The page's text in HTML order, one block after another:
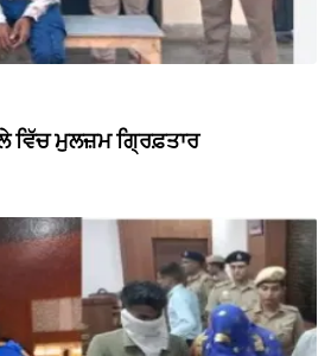
ਵਿੱਚ ਮੁਲਜ਼ਮ ਗ੍ਰਿਫ਼ਤਾਰ